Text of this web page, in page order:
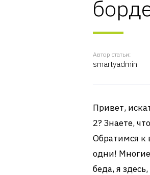
Автор статьи:
smartyadmin
Привет,
2? Знаете,
Обратимся к
одни!
беда, я